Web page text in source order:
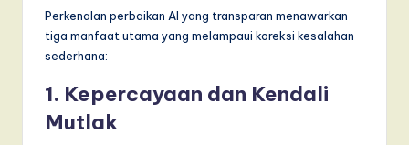
Perkenalan perbaikan AI yang transparan menawarkan
tiga manfaat utama yang melampaui koreksi kesalahan
sederhana:
1. Kepercayaan dan Kendali
Mutlak